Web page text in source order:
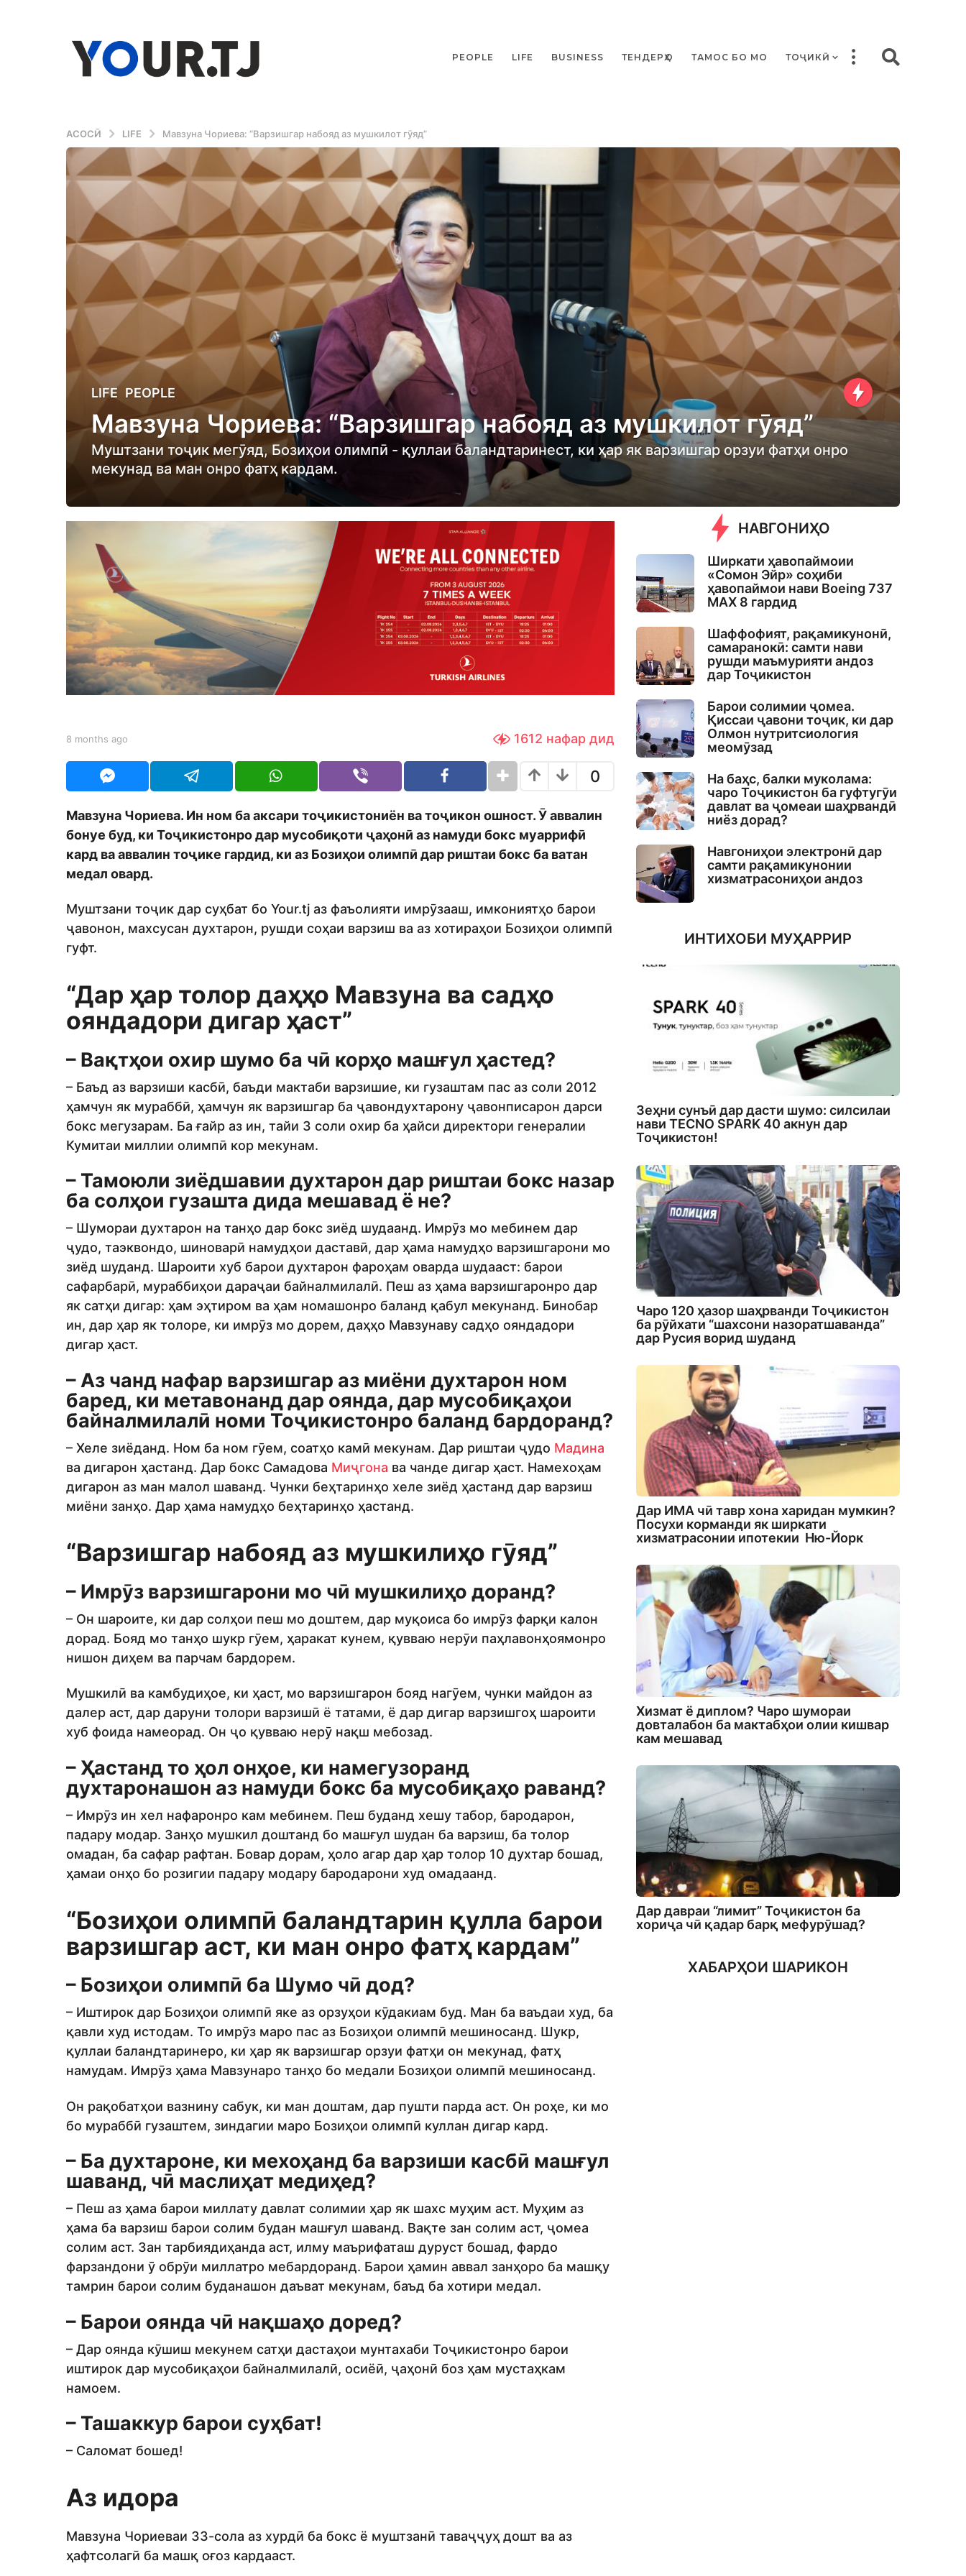
PEOPLE LIFE BUSINESS ТЕНДЕРҲО ТАМОС БО МО ТОҶИКӢ
АСОСӢ LIFE Мавзуна Чориева: “Варзишгар набояд аз мушкилот гӯяд”
8
m
o
n
t
s
a
g
8
m
o
n
t
h
s
g
LIFE ,PEOPLE
Мавзуна Чориева: “Варзишгар набояд аз мушкилот гӯяд”
Муштзани тоҷик мегӯяд, Бозиҳои олимпӣ - қуллаи баландтаринест, ки ҳар як варзишгар орзуи фатҳи онро
мекунад ва ман онро фатҳ кардам.
b
S
o
m
o
8 months ago
t
s
a
o
1612 нафар дид
0
Мавзуна Чориева. Ин ном ба аксари тоҷикистониён ва тоҷикон ошност. Ӯ аввалин
бонуе буд, ки Тоҷикистонро дар мусобиқоти ҷаҳонӣ аз намуди бокс муаррифӣ
кард ва аввалин тоҷике гардид, ки аз Бозиҳои олимпӣ дар риштаи бокс ба ватан
медал овард.
Муштзани тоҷик дар суҳбат бо Your.tj аз фаъолияти имрӯзааш, имкониятҳо барои
ҷавонон, махсусан духтарон, рушди соҳаи варзиш ва аз хотираҳои Бозиҳои олимпӣ
гуфт.
“Дар ҳар толор даҳҳо Мавзуна ва садҳо
ояндадори дигар ҳаст”
– Вақтҳои охир шумо ба чӣ корҳо машғул ҳастед?
– Баъд аз варзиши касбӣ, баъди мактаби варзишие, ки гузаштам пас аз соли 2012
ҳамчун як мураббӣ, ҳамчун як варзишгар ба ҷавондухтарону ҷавонписарон дарси
бокс мегузарам. Ба ғайр аз ин, тайи 3 соли охир ба ҳайси директори генералии
Кумитаи миллии олимпӣ кор мекунам.
– Тамоюли зиёдшавии духтарон дар риштаи бокс назар
ба солҳои гузашта дида мешавад ё не?
– Шумораи духтарон на танҳо дар бокс зиёд шудаанд. Имрӯз мо мебинем дар
ҷудо, таэквондо, шиноварӣ намудҳои даставӣ, дар ҳама намудҳо варзишгарони мо
зиёд шуданд. Шароити хуб барои духтарон фароҳам оварда шудааст: барои
сафарбарӣ, мураббиҳои дараҷаи байналмилалӣ. Пеш аз ҳама варзишгаронро дар
як сатҳи дигар: ҳам эҳтиром ва ҳам номашонро баланд қабул мекунанд. Бинобар
ин, дар ҳар як толоре, ки имрӯз мо дорем, даҳҳо Мавзунаву садҳо ояндадори
дигар ҳаст.
– Аз чанд нафар варзишгар аз миёни духтарон ном
баред, ки метавонанд дар оянда, дар мусобиқаҳои
байналмилалӣ номи Тоҷикистонро баланд бардоранд?
– Хеле зиёданд. Ном ба ном гӯем, соатҳо камӣ мекунам. Дар риштаи ҷудо Мадина
ва дигарон ҳастанд. Дар бокс Самадова Миҷгона ва чанде дигар ҳаст. Намехоҳам
дигарон аз ман малол шаванд. Чунки беҳтаринҳо хеле зиёд ҳастанд дар варзиш
миёни занҳо. Дар ҳама намудҳо беҳтаринҳо ҳастанд.
“Варзишгар набояд аз мушкилиҳо гӯяд”
– Имрӯз варзишгарони мо чӣ мушкилиҳо доранд?
– Он шароите, ки дар солҳои пеш мо доштем, дар муқоиса бо имрӯз фарқи калон
дорад. Бояд мо танҳо шукр гӯем, ҳаракат кунем, қувваю нерӯи паҳлавонҳоямонро
нишон диҳем ва парчам бардорем.
Мушкилӣ ва камбудиҳое, ки ҳаст, мо варзишгарон бояд нагӯем, чунки майдон аз
далер аст, дар даруни толори варзишӣ ё татами, ё дар дигар варзишгоҳ шароити
хуб фоида намеорад. Он ҷо қувваю нерӯ нақш мебозад.
– Ҳастанд то ҳол онҳое, ки намегузоранд
духтаронашон аз намуди бокс ба мусобиқаҳо раванд?
– Имрӯз ин хел нафаронро кам мебинем. Пеш буданд хешу табор, бародарон,
падару модар. Занҳо мушкил доштанд бо машғул шудан ба варзиш, ба толор
омадан, ба сафар рафтан. Бовар дорам, ҳоло агар дар ҳар толор 10 духтар бошад,
ҳамаи онҳо бо розигии падару модару бародарони худ омадаанд.
“Бозиҳои олимпӣ баландтарин қулла барои
варзишгар аст, ки ман онро фатҳ кардам”
– Бозиҳои олимпӣ ба Шумо чӣ дод?
– Иштирок дар Бозиҳои олимпӣ яке аз орзуҳои кӯдакиам буд. Ман ба ваъдаи худ, ба
қавли худ истодам. То имрӯз маро пас аз Бозиҳои олимпӣ мешиносанд. Шукр,
қуллаи баландтаринеро, ки ҳар як варзишгар орзуи фатҳи он мекунад, фатҳ
намудам. Имрӯз ҳама Мавзунаро танҳо бо медали Бозиҳои олимпӣ мешиносанд.
Он рақобатҳои вазнину сабук, ки ман доштам, дар пушти парда аст. Он роҳе, ки мо
бо мураббӣ гузаштем, зиндагии маро Бозиҳои олимпӣ куллан дигар кард.
– Ба духтароне, ки мехоҳанд ба варзиши касбӣ машғул
шаванд, чӣ маслиҳат медиҳед?
– Пеш аз ҳама барои миллату давлат солимии ҳар як шахс муҳим аст. Муҳим аз
ҳама ба варзиш барои солим будан машғул шаванд. Вақте зан солим аст, ҷомеа
солим аст. Зан тарбиядиҳанда аст, илму маърифаташ дуруст бошад, фардо
фарзандони ӯ обрӯи миллатро мебардоранд. Барои ҳамин аввал занҳоро ба машқу
тамрин барои солим буданашон даъват мекунам, баъд ба хотири медал.
– Барои оянда чӣ нақшаҳо доред?
– Дар оянда кӯшиш мекунем сатҳи дастаҳои мунтахаби Тоҷикистонро барои
иштирок дар мусобиқаҳои байналмилалӣ, осиёӣ, ҷаҳонӣ боз ҳам мустаҳкам
намоем.
– Ташаккур барои суҳбат!
– Саломат бошед!
Аз идора
Мавзуна Чориеваи 33-сола аз хурдӣ ба бокс ё муштзанӣ таваҷҷуҳ дошт ва аз
ҳафтсолагӣ ба машқ оғоз кардааст.
НАВГОНИҲО
Ширкати ҳавопаймоии
«Сомон Эйр» соҳиби
ҳавопаймои нави Boeing 737
MAX 8 гардид
Шаффофият, рақамикунонӣ,
самаранокӣ: самти нави
рушди маъмурияти андоз
дар Тоҷикистон
Барои солимии ҷомеа.
Қиссаи ҷавони тоҷик, ки дар
Олмон нутритсиология
меомӯзад
На баҳс, балки муколама:
чаро Тоҷикистон ба гуфтугӯи
давлат ва ҷомеаи шаҳрвандӣ
ниёз дорад?
Навгониҳои электронӣ дар
самти рақамикунонии
хизматрасониҳои андоз
ИНТИХОБИ МУҲАРРИР
Зеҳни сунъӣ дар дасти шумо: силсилаи
нави TECNO SPARK 40 акнун дар
Тоҷикистон!
Чаро 120 ҳазор шаҳрванди Тоҷикистон
ба рӯйхати “шахсони назоратшаванда”
дар Русия ворид шуданд
Дар ИМА чӣ тавр хона харидан мумкин?
Посухи корманди як ширкати
хизматрасонии ипотекии Ню-Йорк
Хизмат ё диплом? Чаро шумораи
довталабон ба мактабҳои олии кишвар
кам мешавад
Дар давраи “лимит” Тоҷикистон ба
хориҷа чӣ қадар барқ мефурӯшад?
ХАБАРҲОИ ШАРИКОН